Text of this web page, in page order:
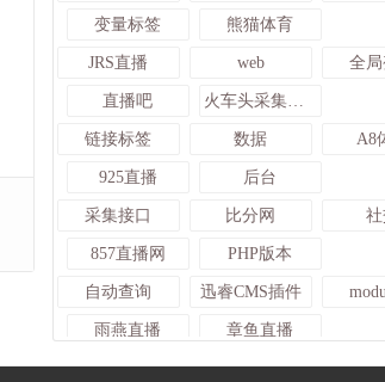
变量标签 熊猫体育
JRS直播 web 全
直播吧 火车头采集入库发布接口
链接标签 数据 A8
925直播 后台
采集接口 比分网
857直播网 PHP版本
自动查询 迅睿CMS插件
雨燕直播 章鱼直播
迅睿 虚拟ip